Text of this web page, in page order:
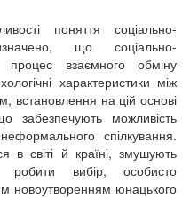
поняття соціально-
що соціально-
процес взаємного обміну
характеристики між
встановлення на цій основі
забезпечують можливість
спілкування.
в світі й країні, змушують
робити вибір, особисто
новоутворенням юнацького